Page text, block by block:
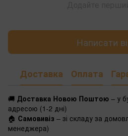
Написати
Доставка Оплата
🚚 Доставка Новою Поштою – у
адресою (1-2 дні)
🏠 Самовивіз – зі складу за
менеджера)